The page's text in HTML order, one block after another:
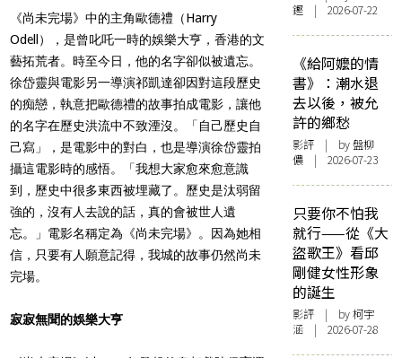
《尚未完場》中的主角歐德禮（Harry
Odell），是曾叱吒一時的娛樂大亨，香港的文
藝拓荒者。時至今日，他的名字卻似被遺忘。
徐岱靈與電影另一導演祁凱達卻因對這段歷史
的痴戀，執意把歐德禮的故事拍成電影，讓他
的名字在歷史洪流中不致湮沒。「自己歷史自
己寫」，是電影中的對白，也是導演徐岱靈拍
攝這電影時的感悟。「我想大家愈來愈意識
到，歷史中很多東西被埋藏了。歷史是汰弱留
強的，沒有人去說的話，真的會被世人遺
忘。」電影名稱定為《尚未完場》。因為她相
信，只要有人願意記得，我城的故事仍然尚未
完場。
寂寂無聞的娛樂大亨
鏗 | 2026-07-22
《給阿嬤的情
書》：潮水退
去以後，被允
許的鄉愁
影評 | by 盤柳
儂 | 2026-07-23
只要你不怕我
就行——從《大
盜歌王》看邱
剛健女性形象
的誕生
影評 | by 柯宇
涵 | 2026-07-28